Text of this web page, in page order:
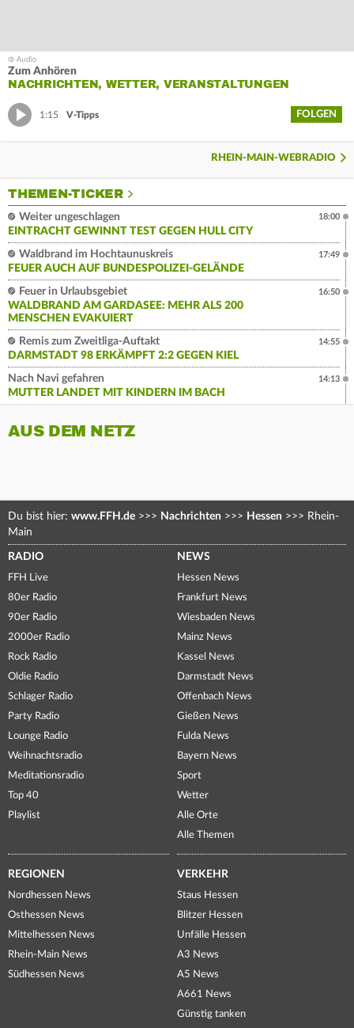
Zum Anhören
NACHRICHTEN, WETTER, VERANSTALTUNGEN
1:15 V-Tipps FOLGEN
RHEIN-MAIN-WEBRADIO
THEMEN-TICKER
Weiter ungeschlagen
EINTRACHT GEWINNT TEST GEGEN HULL CITY
18:00
Waldbrand im Hochtaunuskreis
FEUER AUCH AUF BUNDESPOLIZEI-GELÄNDE
17:49
Feuer in Urlaubsgebiet
WALDBRAND AM GARDASEE: MEHR ALS 200
MENSCHEN EVAKUIERT
16:50
Remis zum Zweitliga-Auftakt
DARMSTADT 98 ERKÄMPFT 2:2 GEGEN KIEL
14:55
Nach Navi gefahren
MUTTER LANDET MIT KINDERN IM BACH
14:13
AUS DEM NETZ
Du bist hier: www.FFH.de >>> Nachrichten >>> Hessen >>> Rhein-
Main
RADIO
FFH Live
80er Radio
90er Radio
2000er Radio
Rock Radio
Oldie Radio
Schlager Radio
Party Radio
Lounge Radio
Weihnachtsradio
Meditationsradio
Top 40
Playlist
NEWS
Hessen News
Frankfurt News
Wiesbaden News
Mainz News
Kassel News
Darmstadt News
Offenbach News
Gießen News
Fulda News
Bayern News
Sport
Wetter
Alle Orte
Alle Themen
REGIONEN
Nordhessen News
Osthessen News
Mittelhessen News
Rhein-Main News
Südhessen News
VERKEHR
Staus Hessen
Blitzer Hessen
Unfälle Hessen
A3 News
A5 News
A661 News
Günstig tanken